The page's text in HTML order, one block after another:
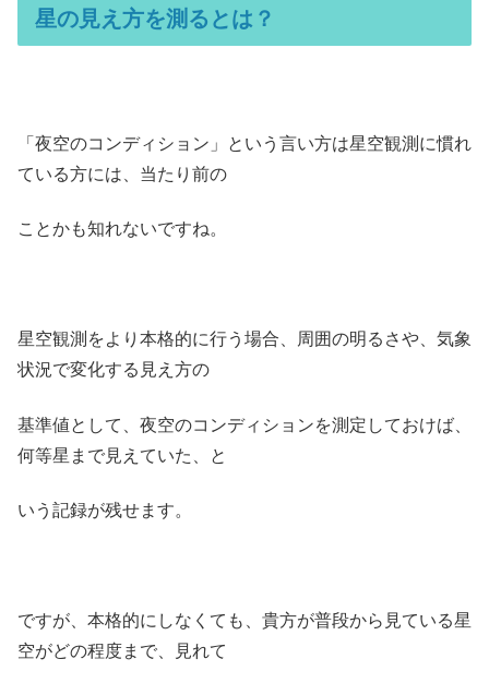
星の見え方を測るとは？
「夜空のコンディション」という言い方は星空観測に慣れ
ている方には、当たり前の
ことかも知れないですね。
星空観測をより本格的に行う場合、周囲の明るさや、気象
状況で変化する見え方の
基準値として、夜空のコンディションを測定しておけば、
何等星まで見えていた、と
いう記録が残せます。
ですが、本格的にしなくても、貴方が普段から見ている星
空がどの程度まで、見れて